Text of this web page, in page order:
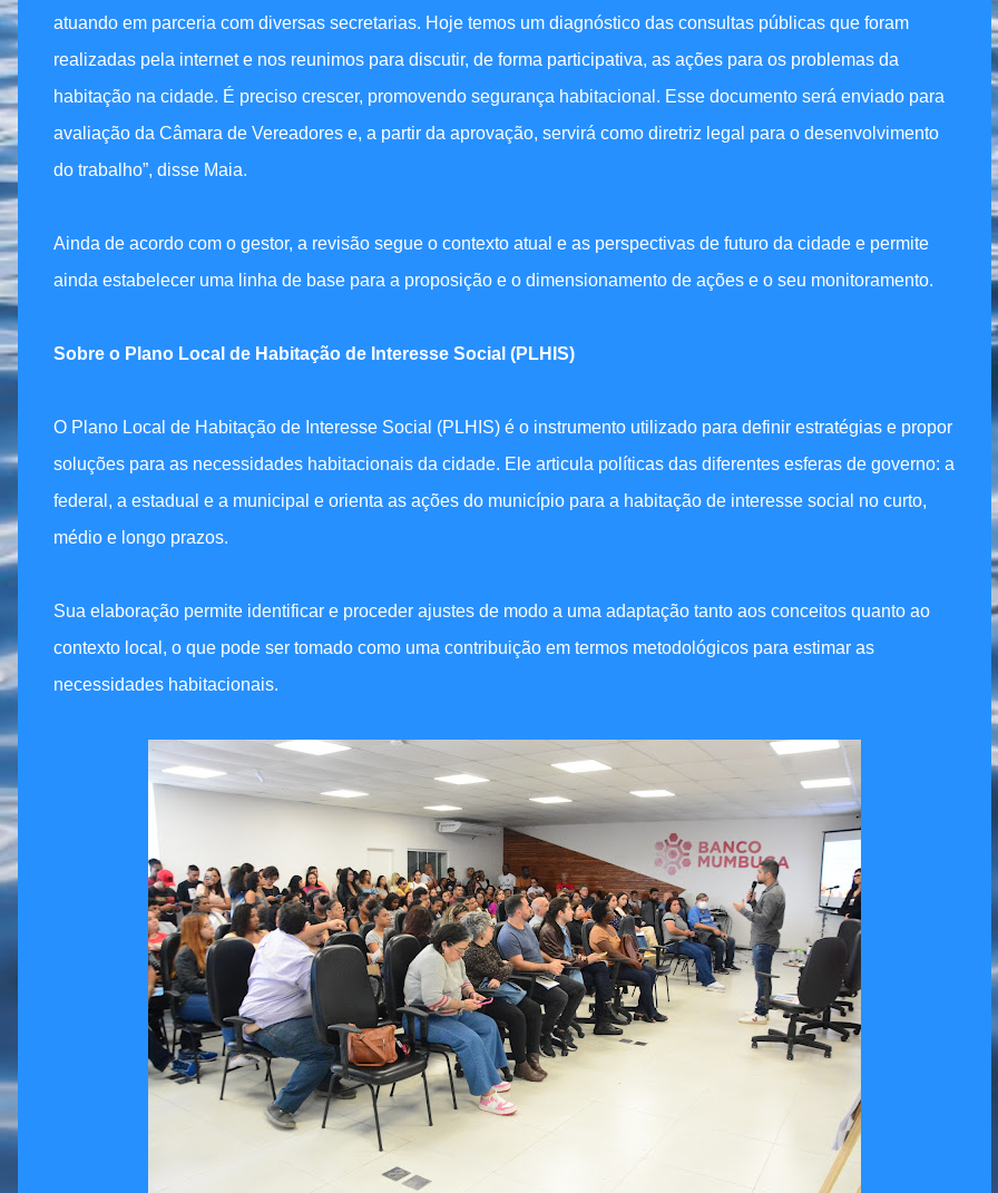
atuando em parceria com diversas secretarias. Hoje temos um diagnóstico das consultas públicas que foram
realizadas pela internet e nos reunimos para discutir, de forma participativa, as ações para os problemas da
habitação na cidade. É preciso crescer, promovendo segurança habitacional. Esse documento será enviado para
avaliação da Câmara de Vereadores e, a partir da aprovação, servirá como diretriz legal para o desenvolvimento
do trabalho”, disse Maia.
Ainda de acordo com o gestor, a revisão segue o contexto atual e as perspectivas de futuro da cidade e permite
ainda estabelecer uma linha de base para a proposição e o dimensionamento de ações e o seu monitoramento.
Sobre o Plano Local de Habitação de Interesse Social (PLHIS)
O Plano Local de Habitação de Interesse Social (PLHIS) é o instrumento utilizado para definir estratégias e propor
soluções para as necessidades habitacionais da cidade. Ele articula políticas das diferentes esferas de governo: a
federal, a estadual e a municipal e orienta as ações do município para a habitação de interesse social no curto,
médio e longo prazos.
Sua elaboração permite identificar e proceder ajustes de modo a uma adaptação tanto aos conceitos quanto ao
contexto local, o que pode ser tomado como uma contribuição em termos metodológicos para estimar as
necessidades habitacionais.